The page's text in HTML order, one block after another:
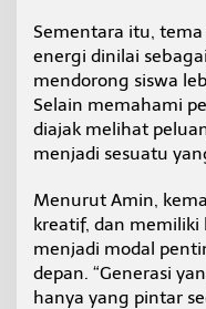
Sementara itu,
energi dinilai
mendorong siswa
Selain memahami
diajak melihat
menjadi sesuatu
Menurut Amin,
kreatif, dan memiliki
menjadi modal
depan. “Generasi
hanya yang pintar